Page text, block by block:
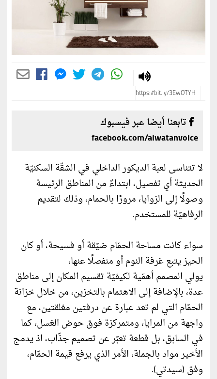
تابعنا أيضا عبر فيسبوك
facebook.com/alwatanvoice
لا تتناسى لعبة الديكور الداخلي في الشقّة السكنيّة
الحديثة أي تفصيل، ابتداءً من المناطق الرئيسة
وصولًا إلى الزوايا، مرورًا بالحمام، وذلك لتقديم
الرفاهيّة للمستخدم.
سواء كانت مساحة الحمّام ضيّقة أو فسيحة، أو كان
الحيز يتبع غرفة النوم أو منفصلًا عنها،
يولي المصمم أهمّية لكيفيّة تقسيم المكان إلى مناطق
عدة، بالإضافة إلى الاهتمام بالتخزين، من خلال خزانة
الحمّام التي لم تعد عبارة عن درفتين مغلقتين، مع
واجهة من المرايا، ومتمركزة فوق حوض الغسل، كما
في السابق، بل قطعة تعبّر عن تصميم جذّاب، اذ يدمج
الأخير مواد بالجملة، الأمر الذي يرفع قيمة الحمّام،
وفق (سيدتي).